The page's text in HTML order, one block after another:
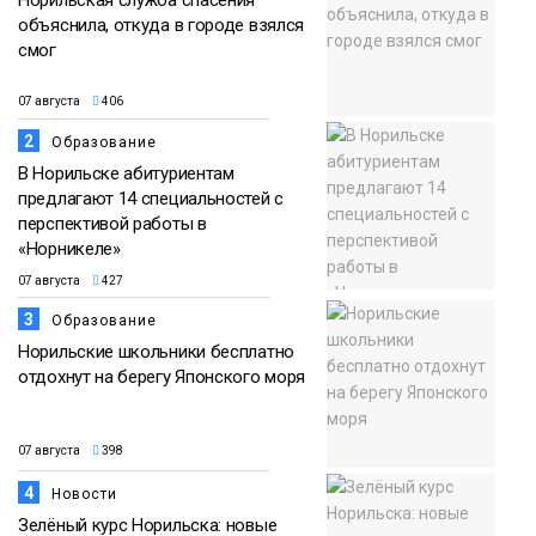
объяснила, откуда в городе взялся
смог
07 августа 406
2 Образование
В Норильске абитуриентам
предлагают 14 специальностей с
перспективой работы в
«Норникеле»
07 августа 427
3 Образование
Норильские школьники бесплатно
отдохнут на берегу Японского моря
07 августа 398
4 Новости
Зелёный курс Норильска: новые